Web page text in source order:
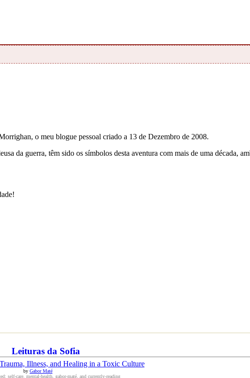
o meu blogue pessoal criado a 13 de Dezembro de 2008.
da guerra, têm sido os símbolos desta aventura com mais de uma década,
Leituras da Sofia
Illness, and Healing in a Toxic Culture
by Gabor Maté
self-care, mental-health, gabor-maté, and currently-reading